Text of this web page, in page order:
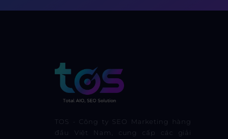
TOS - Công ty SEO Marketing hàng
đầu Việt Nam, cung cấp các giải